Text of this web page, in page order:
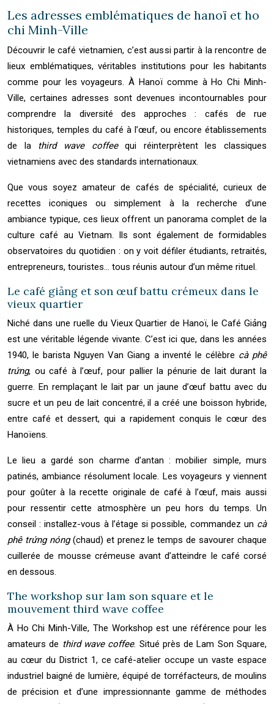
Les adresses emblématiques de hanoï et ho
chi Minh-Ville
Découvrir le café vietnamien, c’est aussi partir à la rencontre de
lieux emblématiques, véritables institutions pour les habitants
comme pour les voyageurs. À Hanoï comme à Ho Chi Minh-
Ville, certaines adresses sont devenues incontournables pour
comprendre la diversité des approches : cafés de rue
historiques, temples du café à l’œuf, ou encore établissements
de la third wave coffeequi réinterprètent les classiques
vietnamiens avec des standards internationaux.
Que vous soyez amateur de cafés de spécialité, curieux de
recettes iconiques ou simplement à la recherche d’une
ambiance typique, ces lieux offrent un panorama complet de la
culture café au Vietnam. Ils sont également de formidables
observatoires du quotidien : on y voit défiler étudiants, retraités,
entrepreneurs, touristes… tous réunis autour d’un même rituel.
Le café giảng et son œuf battu crémeux dans le
vieux quartier
Niché dans une ruelle du Vieux Quartier de Hanoï, le Café Giảng
est une véritable légende vivante. C’est ici que, dans les années
1940, le barista Nguyen Van Giang a inventé le célèbre cà phê
trứng, ou café à l’œuf, pour pallier la pénurie de lait durant la
guerre. En remplaçant le lait par un jaune d’œuf battu avec du
sucre et un peu de lait concentré, il a créé une boisson hybride,
entre café et dessert, qui a rapidement conquis le cœur des
Hanoïens.
Le lieu a gardé son charme d’antan : mobilier simple, murs
patinés, ambiance résolument locale. Les voyageurs y viennent
pour goûter à la recette originale de café à l’œuf, mais aussi
pour ressentir cette atmosphère un peu hors du temps. Un
conseil : installez-vous à l’étage si possible, commandez un cà
phê trứng nóng(chaud) et prenez le temps de savourer chaque
cuillerée de mousse crémeuse avant d’atteindre le café corsé
en dessous.
The workshop sur lam son square et le
mouvement third wave coffee
À Ho Chi Minh-Ville, The Workshop est une référence pour les
amateurs de third wave coffee. Situé près de Lam Son Square,
au cœur du District 1, ce café-atelier occupe un vaste espace
industriel baigné de lumière, équipé de torréfacteurs, de moulins
de précision et d’une impressionnante gamme de méthodes